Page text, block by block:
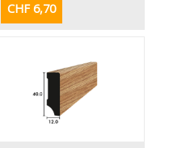
CHF 6,70